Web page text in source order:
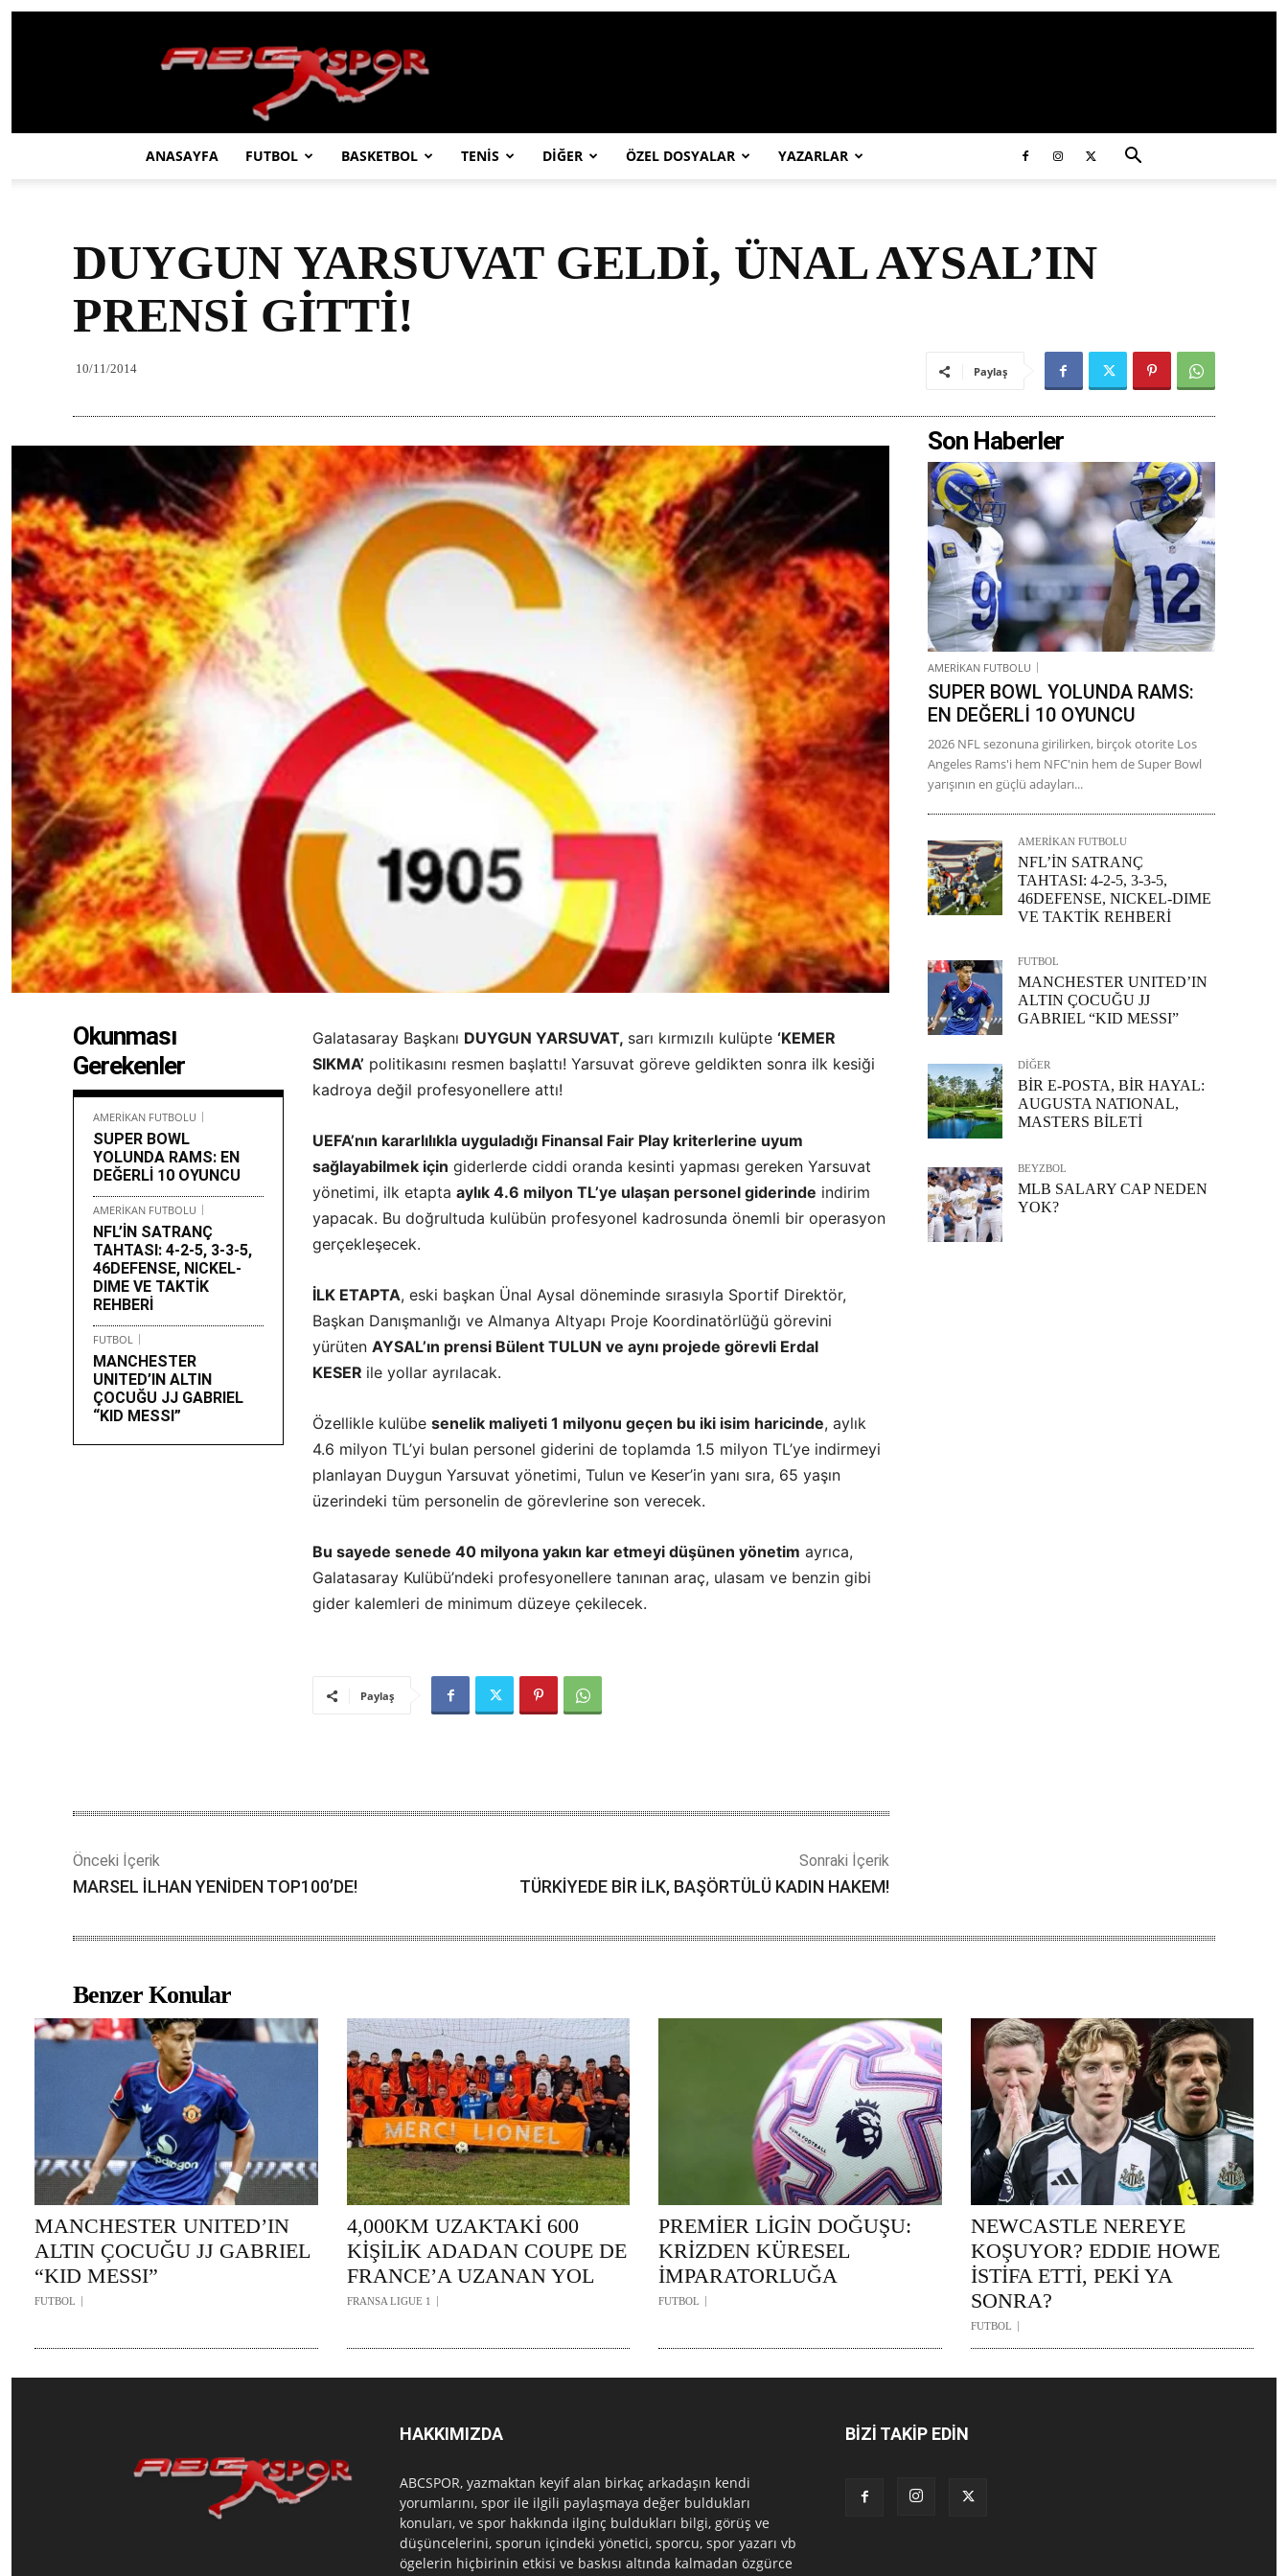
ABC
SPOR
ANASAYFA FUTBOL BASKETBOL TENİS DİĞER ÖZEL DOSYALAR YAZARLAR
DUYGUN YARSUVAT GELDİ, ÜNAL AYSAL’IN
PRENSİ GİTTİ!
10/11/2014 Paylaş
Okunması
Gerekenler
AMERİKAN FUTBOLU
SUPER BOWL
YOLUNDA RAMS: EN
DEĞERLİ 10 OYUNCU
AMERİKAN FUTBOLU
NFL’İN SATRANÇ
TAHTASI: 4-2-5, 3-3-5,
46DEFENSE, NICKEL-
DIME VE TAKTİK
REHBERİ
FUTBOL
MANCHESTER
UNITED’IN ALTIN
ÇOCUĞU JJ GABRIEL
“KID MESSI”
Galatasaray Başkanı DUYGUN YARSUVAT, sarı kırmızılı kulüpte ‘KEMER
SIKMA’ politikasını resmen başlattı! Yarsuvat göreve geldikten sonra ilk kesiği
kadroya değil profesyonellere attı!
UEFA’nın kararlılıkla uyguladığı Finansal Fair Play kriterlerine uyum
sağlayabilmek için giderlerde ciddi oranda kesinti yapması gereken Yarsuvat
yönetimi, ilk etapta aylık 4.6 milyon TL’ye ulaşan personel giderinde indirim
yapacak. Bu doğrultuda kulübün profesyonel kadrosunda önemli bir operasyon
gerçekleşecek.
İLK ETAPTA, eski başkan Ünal Aysal döneminde sırasıyla Sportif Direktör,
Başkan Danışmanlığı ve Almanya Altyapı Proje Koordinatörlüğü görevini
yürüten AYSAL’ın prensi Bülent TULUN ve aynı projede görevli Erdal
KESER ile yollar ayrılacak.
Özellikle kulübe senelik maliyeti 1 milyonu geçen bu iki isim haricinde, aylık
4.6 milyon TL’yi bulan personel giderini de toplamda 1.5 milyon TL’ye indirmeyi
planlayan Duygun Yarsuvat yönetimi, Tulun ve Keser’in yanı sıra, 65 yaşın
üzerindeki tüm personelin de görevlerine son verecek.
Bu sayede senede 40 milyona yakın kar etmeyi düşünen yönetim ayrıca,
Galatasaray Kulübü’ndeki profesyonellere tanınan araç, ulasam ve benzin gibi
gider kalemleri de minimum düzeye çekilecek.
Paylaş
Önceki İçerik
MARSEL İLHAN YENİDEN TOP100’DE!
Sonraki İçerik
TÜRKİYEDE BİR İLK, BAŞÖRTÜLÜ KADIN HAKEM!
Son Haberler
AMERİKAN FUTBOLU
SUPER BOWL YOLUNDA RAMS:
EN DEĞERLİ 10 OYUNCU
2026 NFL sezonuna girilirken, birçok otorite Los
Angeles Rams'i hem NFC'nin hem de Super Bowl
yarışının en güçlü adayları...
AMERİKAN FUTBOLU
NFL’İN SATRANÇ
TAHTASI: 4-2-5, 3-3-5,
46DEFENSE, NICKEL-DIME
VE TAKTİK REHBERİ
FUTBOL
MANCHESTER UNITED’IN
ALTIN ÇOCUĞU JJ
GABRIEL “KID MESSI”
DİĞER
BİR E-POSTA, BİR HAYAL:
AUGUSTA NATIONAL,
MASTERS BİLETİ
BEYZBOL
MLB SALARY CAP NEDEN
YOK?
Benzer Konular
MANCHESTER UNITED’IN
ALTIN ÇOCUĞU JJ GABRIEL
“KID MESSI”
FUTBOL
4,000KM UZAKTAKİ 600
KİŞİLİK ADADAN COUPE DE
FRANCE’A UZANAN YOL
FRANSA LIGUE 1
PREMİER LİGİN DOĞUŞU:
KRİZDEN KÜRESEL
İMPARATORLUĞA
FUTBOL
NEWCASTLE NEREYE
KOŞUYOR? EDDIE HOWE
İSTİFA ETTİ, PEKİ YA
SONRA?
FUTBOL
HAKKIMIZDA
ABCSPOR, yazmaktan keyif alan birkaç arkadaşın kendi
yorumlarını, spor ile ilgili paylaşmaya değer buldukları
konuları, ve spor hakkında ilginç buldukları bilgi, görüş ve
düşüncelerini, sporun içindeki yönetici, sporcu, spor yazarı vb
ögelerin hiçbirinin etkisi ve baskısı altında kalmadan özgürce
BİZİ TAKİP EDİN